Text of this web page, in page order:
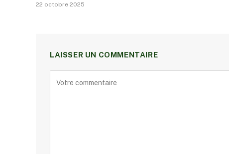
22 octobre 2025
LAISSER UN COMMENTAIRE